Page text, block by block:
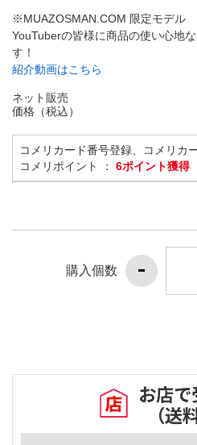
※MUAZOSMAN.COM 限定モデル
YouTuberの皆様に商品の使い心地
す！
紹介動画はこちら
ネット販売
価格（税込）
コメリカード番号登録、コメリカ
コメリポイント ： 6ポイント獲得
購入個数
お店
（送